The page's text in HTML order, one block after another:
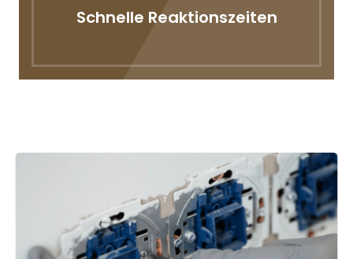
Schnelle Reaktionszeiten